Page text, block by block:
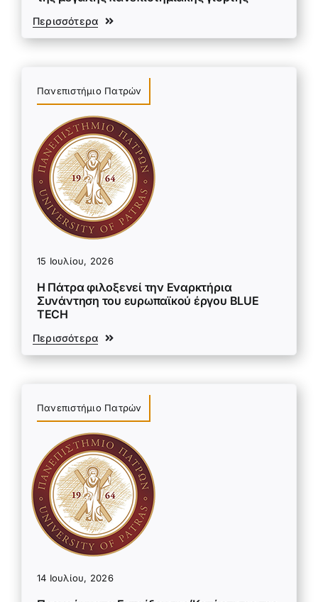
Περισσότερα
Πανεπιστήμιο Πατρών
15 Ιουλίου, 2026
Η Πάτρα φιλοξενεί την Εναρκτήρια
Συνάντηση του ευρωπαϊκού έργου BLUE
TECH
Περισσότερα
Πανεπιστήμιο Πατρών
14 Ιουλίου, 2026